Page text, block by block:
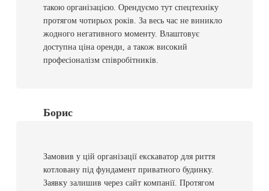
такою організацією. Орендуємо тут спецтехніку
протягом чотирьох років. За весь час не виникло
жодного негативного моменту. Влаштовує
доступна ціна оренди, а також високий
професіоналізм співробітників.
Борис
Замовив у цій організації екскаватор для риття
котловану під фундамент приватного будинку.
Заявку залишив через сайт компанії. Протягом